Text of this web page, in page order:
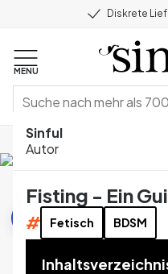
Diskrete
MENU
Home Blog
Sex-Guides
Sinful
Autor
Fisting - Ein
# Fetisch BDSM